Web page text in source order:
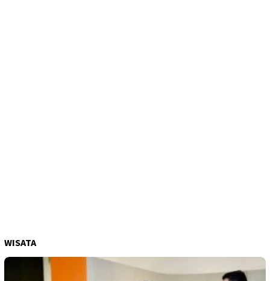
WISATA